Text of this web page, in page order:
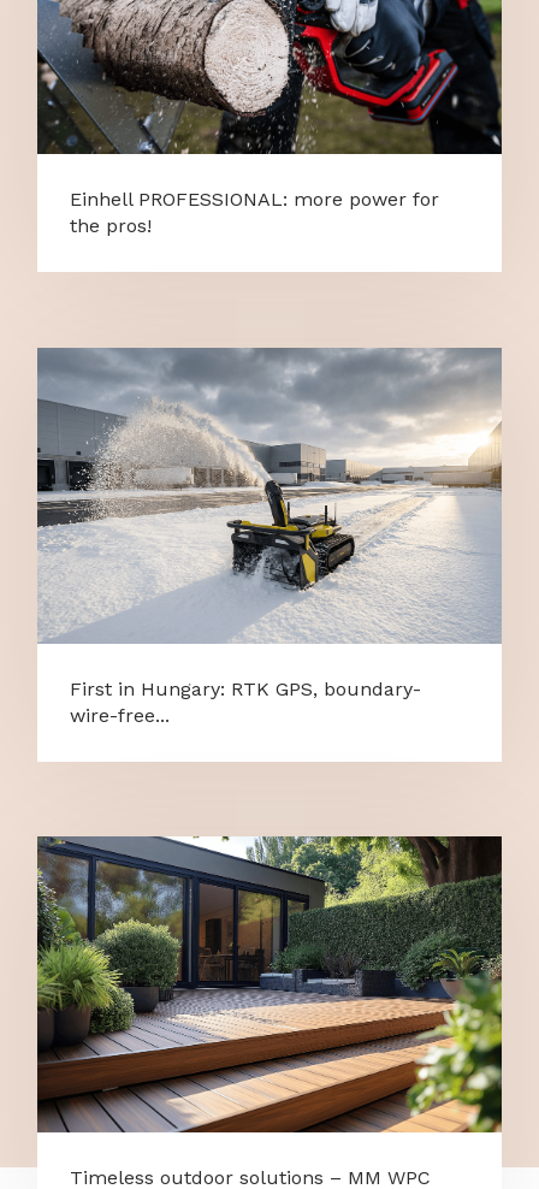
Einhell PROFESSIONAL: more power for
the pros!
First in Hungary: RTK GPS, boundary-
wire-free...
Timeless outdoor solutions – MM WPC